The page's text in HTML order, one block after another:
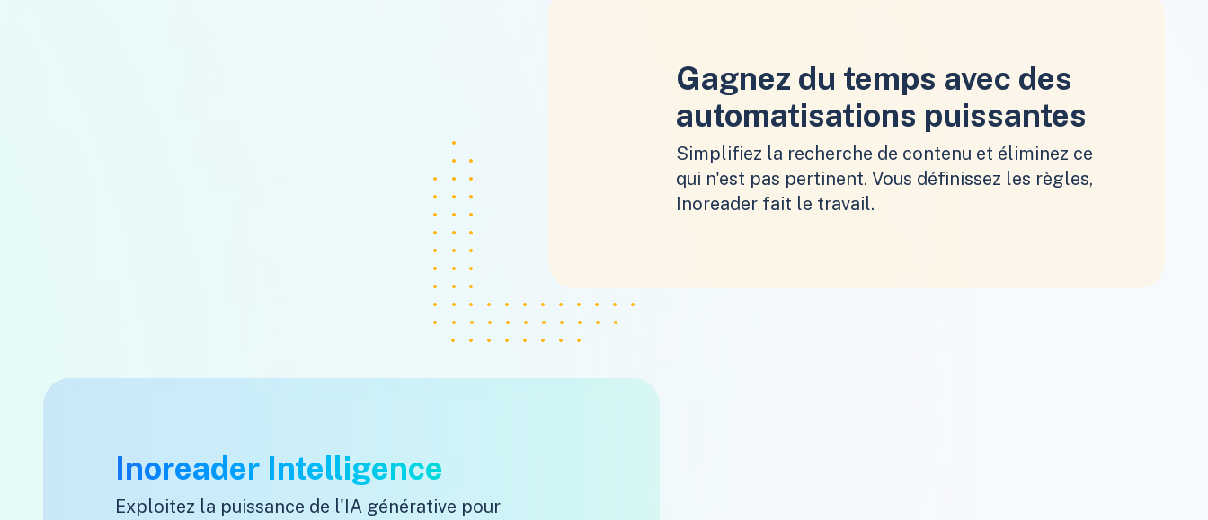
Gagnez du temps avec des
automatisations puissantes
Simplifiez la recherche de contenu et éliminez ce
qui n'est pas pertinent. Vous définissez les règles,
Inoreader fait le travail.
Inoreader Intelligence
Exploitez la puissance de l'IA générative pour